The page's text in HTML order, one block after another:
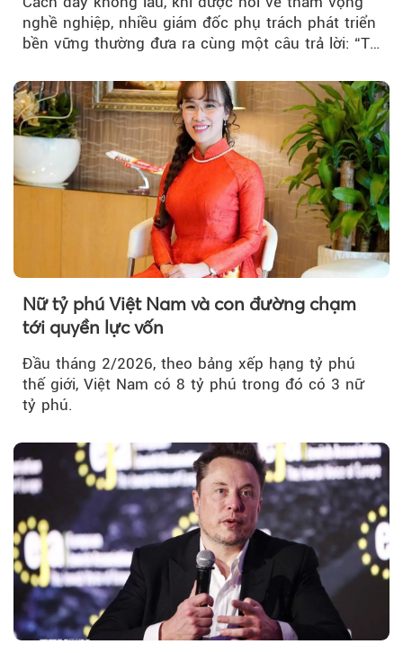
nghề nghiệp, nhiều giám đốc phụ trách phát triển
bền vững thường đưa ra cùng một câu trả lời: “Tự
triển bền vững cần trở thành mối quan tâm
chung của toàn bộ doanh nghiệp, thay vì chỉ gói
gọn trong một bộ phận chuyên trách.
Nữ tỷ phú Việt Nam và con đường chạm
tới quyền lực vốn
Đầu tháng 2/2026, theo bảng xếp hạng tỷ phú
thế giới, Việt Nam có 8 tỷ phú trong đó có 3 nữ
tỷ phú.